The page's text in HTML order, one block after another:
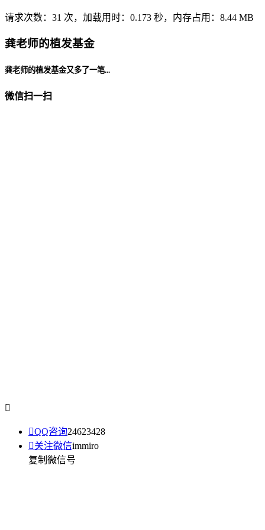
请求次数：31 次，加载用时：0.173 秒，内存占用：8.44 MB
龚老师的植发基金
龚老师的植发基金又多了一笔...
微信扫一扫

QQ咨询24623428
关注微信immiro
复制微信号